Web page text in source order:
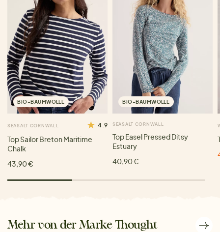
BIO-BAUMWOLLE
SEASALT CORNWALL 4.9
Top Sailor Breton Maritime
Chalk
43,90 €
BIO-BAUMWOLLE
SEASALT CORNWALL
Top Easel Pressed Ditsy
Estuary
40,90 €
Mehr von der Marke Thought